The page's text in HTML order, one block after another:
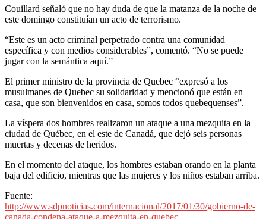
Couillard señaló que no hay duda de que la matanza de la noche de
este domingo constituían un acto de terrorismo.
“Este es un acto criminal perpetrado contra una comunidad
específica y con medios considerables”, comentó. “No se puede
jugar con la semántica aquí.”
El primer ministro de la provincia de Quebec “expresó a los
musulmanes de Quebec su solidaridad y mencionó que están en
casa, que son bienvenidos en casa, somos todos quebequenses”.
La víspera dos hombres realizaron un ataque a una mezquita en la
ciudad de Québec, en el este de Canadá, que dejó seis personas
muertas y decenas de heridos.
En el momento del ataque, los hombres estaban orando en la planta
baja del edificio, mientras que las mujeres y los niños estaban arriba.
Fuente:
http://www.sdpnoticias.com/internacional/2017/01/30/gobierno-de-
canada-condena-ataque-a-mezquita-en-quebec